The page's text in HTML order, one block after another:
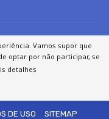
DE USO SITEMAP
Vamos supor que
optar por não participar, se
detalhes